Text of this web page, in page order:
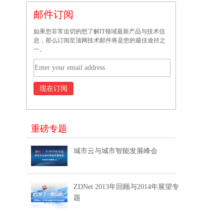
邮件订阅
如果您非常迫切的想了解IT领域最新产品与技术信
息，那么订阅至顶网技术邮件将是您的最佳途径之
一。
重磅专题
城市云与城市智能发展峰会
ZDNet 2013年回顾与2014年展望专
题